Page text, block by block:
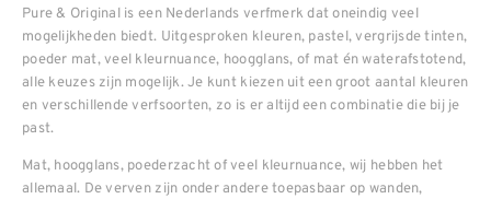
Pure & Original is een Nederlands verfmerk dat oneindig veel
mogelijkheden biedt. Uitgesproken kleuren, pastel, vergrijsde tinten,
poeder mat, veel kleurnuance, hoogglans, of mat én waterafstotend,
alle keuzes zijn mogelijk. Je kunt kiezen uit een groot aantal kleuren
en verschillende verfsoorten, zo is er altijd een combinatie die bij je
past.
Mat, hoogglans, poederzacht of veel kleurnuance, wij hebben het
allemaal. De verven zijn onder andere toepasbaar op wanden,